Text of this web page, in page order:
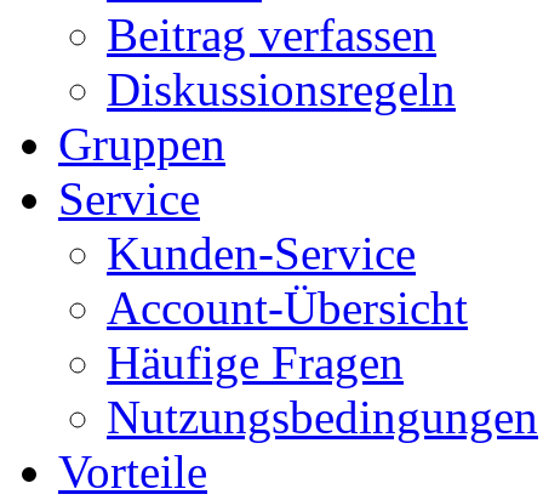
Beitrag verfassen
Diskussionsregeln
Gruppen
Service
Kunden-Service
Account-Übersicht
Häufige Fragen
Nutzungsbedingungen
Vorteile